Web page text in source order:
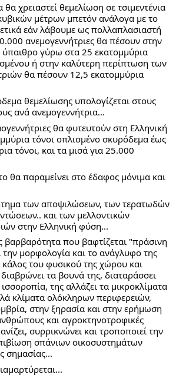
χρειαστεί θεμελίωση σε τσιμεντένια
μέτρων μπετόν ανάλογα με το
εάν λάβουμε ως πολλαπλασιαστή
ανεμογεννήτριες θα πέσουν στην
γύρω στα 25 εκατομμύρια
ή στην καλύτερη περίπτωση των
θα πέσουν 12,5 εκατομμύρια
θεμελίωσης υπολογίζεται στους
ανά ανεμογεννήτρια...
θα φυτευτούν στη Ελληνική
τόνοι οπλισμένο σκυρόδεμα έως
τόνοι, και τα μισά για 25.000
θα παραμείνει στο έδαφος μόνιμα και
των αποψιλώσεων, των τερατωδών
και των μελλοντικών
στην Ελληνική φύση...
που βαφτίζεται "πράσινη
την μορφολογία και το ανάγλυφο της
κάλος του φυσικού της χώρου και
τα βουνά της, διαταράσσει
της αλλάζει τα μικροκλίματα
κλίματα ολόκληρων περιφερειών,
στην ξηρασία και στην ερήμωση
και αγροκτηνοτροφικές
συρρικνώνει και τροποποιεί την
σπάνιων οικοσυστημάτων
σημασίας...